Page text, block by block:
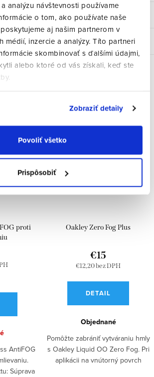
analýzu návštevnosti používame
o tom, ako používate naše
aj našim partnerom v
médií, inzercie a analýzy. Títo partneri
skombinovať s ďalšími údajmi,
alebo ktoré od vás získali, keď ste
Zobraziť detaily
Povoliť všetko
Prispôsobiť
Súvisiaci tovar
proti
AntiFOG
Súprava
Oakley Zero Fog Plus
€12,20 bez DPH
€15
DETAIL
Objednané
Pomôžte zabrániť vytváraniu hmly
s Oakley Liquid OO Zero Fog. Pri
aplikácii na vnútorný povrch